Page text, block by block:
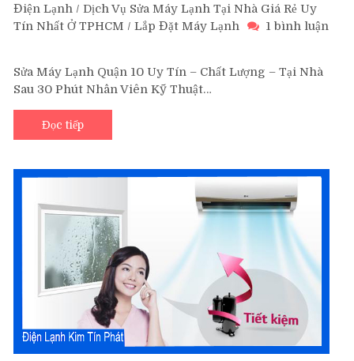
Điện Lạnh / Dịch Vụ Sửa Máy Lạnh Tại Nhà Giá Rẻ Uy
Tín Nhất Ở TPHCM / Lắp Đặt Máy Lạnh
1 bình luận
Máy
Lạnh
Quận
Uy
Lượng
Sửa Máy Lạnh Quận 10 Uy Tín – Chất Lượng – Tại Nhà
Sau 30 Phút Nhân Viên Kỹ Thuật…
Đọc tiếp